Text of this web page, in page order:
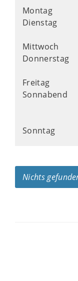
Montag
Dienstag
Mittwoch
Donnerstag
Freitag
Sonnabend
Sonntag
Nichts